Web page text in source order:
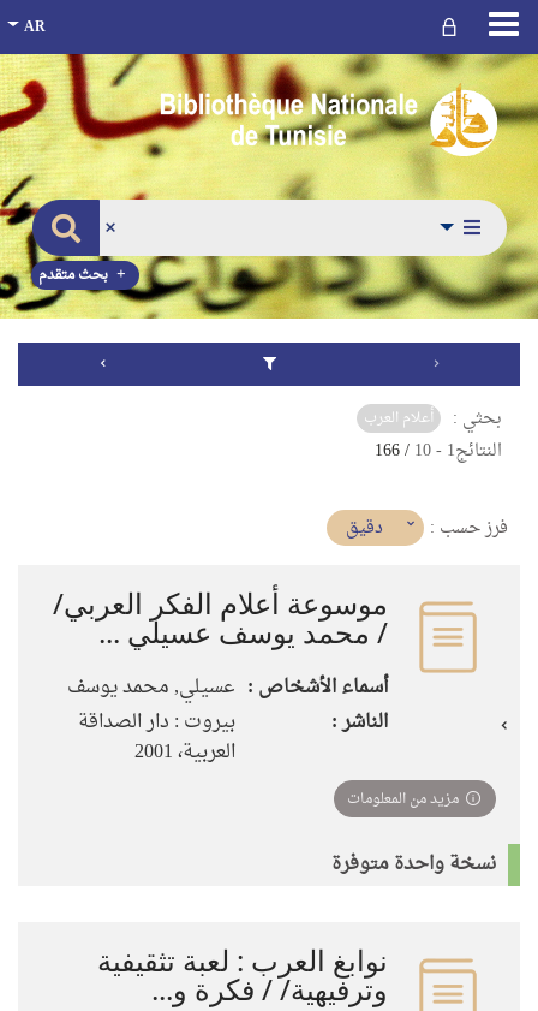
بحث متقدم
بحثي : أعلام العرب
النتائج1
-
10
/ 166
فرز حسب : (imediat
تأثير)
دقيق
موسوعة أعلام الفكر العربي/
/ محمد يوسف عسيلي ...
أسماء الأشخاص : عسيلي, محمد يوسف
الناشر :
بيروت : دار الصداقة
العربية، 2001
مزيد من المعلومات
نسخة واحدة متوفرة
نوابغ العرب : لعبة تثقيفية
وترفيهية/ / فكرة و...